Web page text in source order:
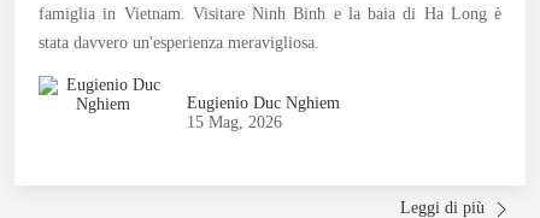
famiglia in Vietnam. Visitare Ninh Binh e la baia di Ha Long è
stata davvero un'esperienza meravigliosa.
Eugienio Duc Nghiem
15 Mag, 2026
Leggi di più